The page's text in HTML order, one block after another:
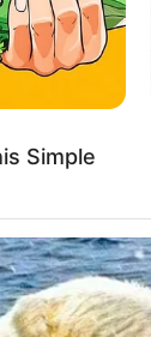
Simple